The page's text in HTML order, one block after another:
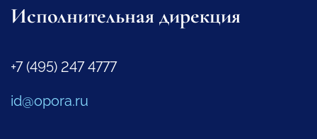
Исполнительная дирекция
+7 (495) 247 4777
id@opora.ru